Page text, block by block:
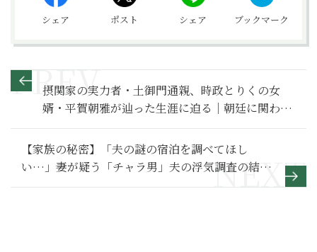
シェア ポスト シェア ブックマーク
摂関家の実力者・土御門通親、時政とりくの女
婿・平賀朝雅が辿った生涯に迫る｜朝廷に関わる
人物【日本史人物伝】
【家族の秘密】「夫の謎の宿泊を調べてほし
い…」妻が疑う「チャラ男」夫の浮気調査の結末
～その２～